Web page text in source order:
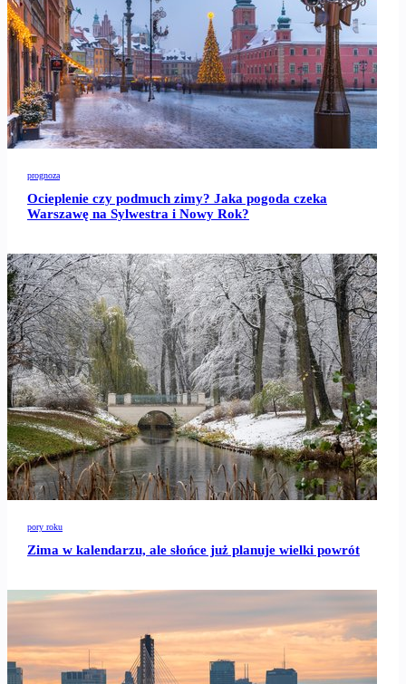
prognoza
Ocieplenie czy podmuch zimy? Jaka pogoda czeka
Warszawę na Sylwestra i Nowy Rok?
pory roku
Zima w kalendarzu, ale słońce już planuje wielki powrót